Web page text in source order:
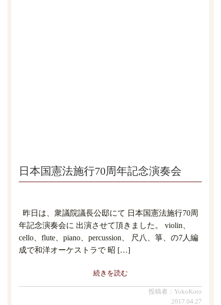
日本国憲法施行70周年記念演奏会
昨日は、衆議院議長公邸にて 日本国憲法施行70周
年記念演奏会に 出演させて頂きました。 violin、
cello、flute、piano、percussion、 尺八、箏、の7人編
成で和洋オーケストラで 昭 […]
続きを読む
投稿者：YokoKoto
2017.04.27